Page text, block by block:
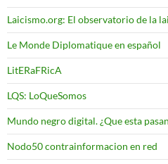
Laicismo.org: El observatorio de la
Le Monde Diplomatique en español
LitERaFRicA
LQS: LoQueSomos
Mundo negro digital. ¿Que esta
Nodo50 contrainformacion en red